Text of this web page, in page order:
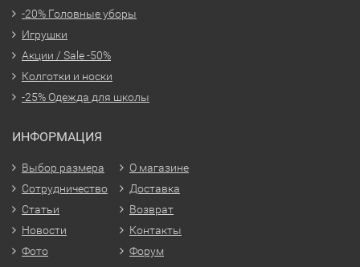
-20% Головные уборы
Игрушки
Акции / Sale -50%
Колготки и носки
-25% Одежда для школы
ИНФОРМАЦИЯ
Выбор размера
Сотрудничество
Статьи
Новости
Фото
О магазине
Доставка
Возврат
Контакты
Форум